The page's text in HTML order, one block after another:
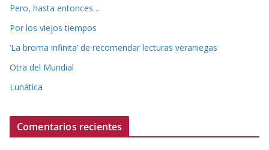
Pero, hasta entonces…
Por los viejos tiempos
‘La broma infinita’ de recomendar lecturas veraniegas
Otra del Mundial
Lunática
Comentarios recientes